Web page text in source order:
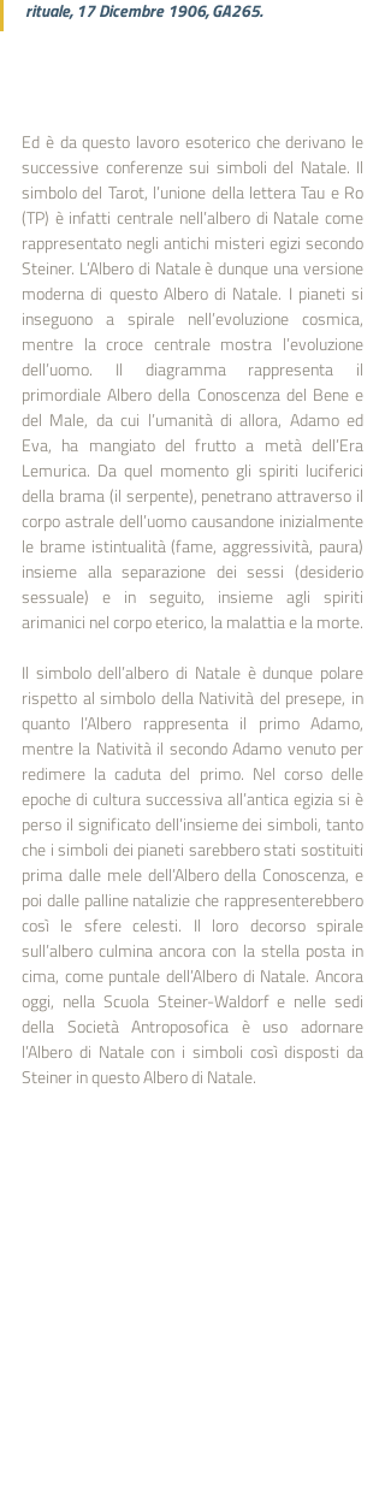
rituale, 17 Dicembre 1906, GA265.
Ed è da questo lavoro esoterico che derivano le
successive conferenze sui simboli del Natale. Il
simbolo del Tarot, l’unione della lettera Tau e Ro
(TP) è infatti centrale nell’albero di Natale come
rappresentato negli antichi misteri egizi secondo
Steiner. L’Albero di Natale è dunque una versione
moderna di questo Albero di Natale. I pianeti si
inseguono a spirale nell’evoluzione cosmica,
mentre la croce centrale mostra l’evoluzione
dell’uomo. Il diagramma rappresenta il
primordiale Albero della Conoscenza del Bene e
del Male, da cui l’umanità di allora, Adamo ed
Eva, ha mangiato del frutto a metà dell’Era
Lemurica. Da quel momento gli spiriti luciferici
della brama (il serpente), penetrano attraverso il
corpo astrale dell’uomo causandone inizialmente
le brame istintualità (fame, aggressività, paura)
insieme alla separazione dei sessi (desiderio
sessuale) e in seguito, insieme agli spiriti
arimanici nel corpo eterico, la malattia e la morte.
Il simbolo dell’albero di Natale è dunque polare
rispetto al simbolo della Natività del presepe, in
quanto l’Albero rappresenta il primo Adamo,
mentre la Natività il secondo Adamo venuto per
redimere la caduta del primo. Nel corso delle
epoche di cultura successiva all’antica egizia si è
perso il significato dell’insieme dei simboli, tanto
che i simboli dei pianeti sarebbero stati sostituiti
prima dalle mele dell’Albero della Conoscenza, e
poi dalle palline natalizie che rappresenterebbero
così le sfere celesti. Il loro decorso spirale
sull’albero culmina ancora con la stella posta in
cima, come puntale dell’Albero di Natale. Ancora
oggi, nella Scuola Steiner-Waldorf e nelle sedi
della Società Antroposofica è uso adornare
l’Albero di Natale con i simboli così disposti da
Steiner in questo Albero di Natale.